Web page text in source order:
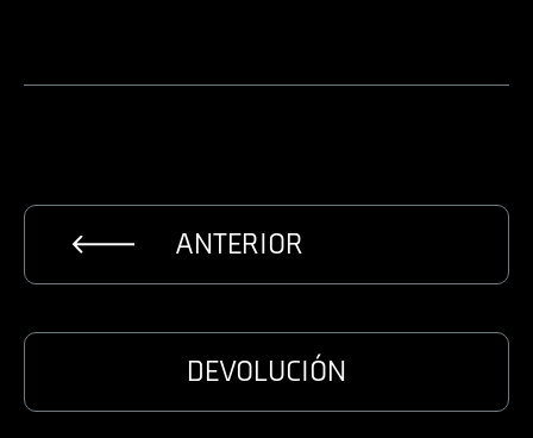
ANTERIOR
DEVOLUCIÓN